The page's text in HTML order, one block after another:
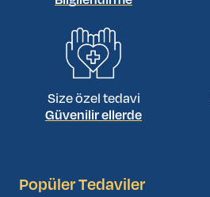
Size özel tedavi
Güvenilir ellerde
Popüler Tedaviler